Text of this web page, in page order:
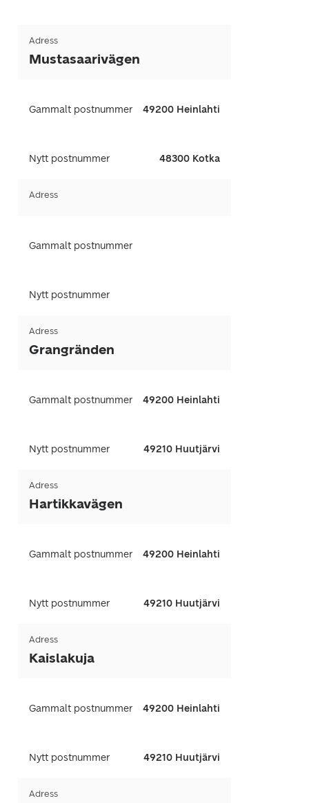
Adress
Mustasaarivägen
Gammalt postnummer 49200 Heinlahti
Nytt postnummer 48300 Kotka
Adress
Gammalt postnummer
Nytt postnummer
Adress
Grangränden
Gammalt postnummer 49200 Heinlahti
Nytt postnummer 49210 Huutjärvi
Adress
Hartikkavägen
Gammalt postnummer 49200 Heinlahti
Nytt postnummer 49210 Huutjärvi
Adress
Kaislakuja
Gammalt postnummer 49200 Heinlahti
Nytt postnummer 49210 Huutjärvi
Adress